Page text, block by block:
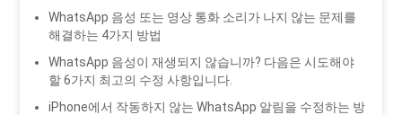
WhatsApp 음성 또는 영상 통화 소리가 나지 않는 문제를
해결하는 4가지 방법
WhatsApp 음성이 재생되지 않습니까? 다음은 시도해야
할 6가지 최고의 수정 사항입니다.
iPhone에서 작동하지 않는 WhatsApp 알림을 수정하는 방